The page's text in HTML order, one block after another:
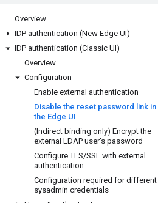
Overview
IDP authentication (New Edge UI)
IDP authentication (Classic UI)
Overview
Configuration
Enable external authentication
Disable the reset password link in
the Edge UI
(Indirect binding only) Encrypt the
external LDAP user's password
Configure TLS/SSL with external
authentication
Configuration required for different
sysadmin credentials